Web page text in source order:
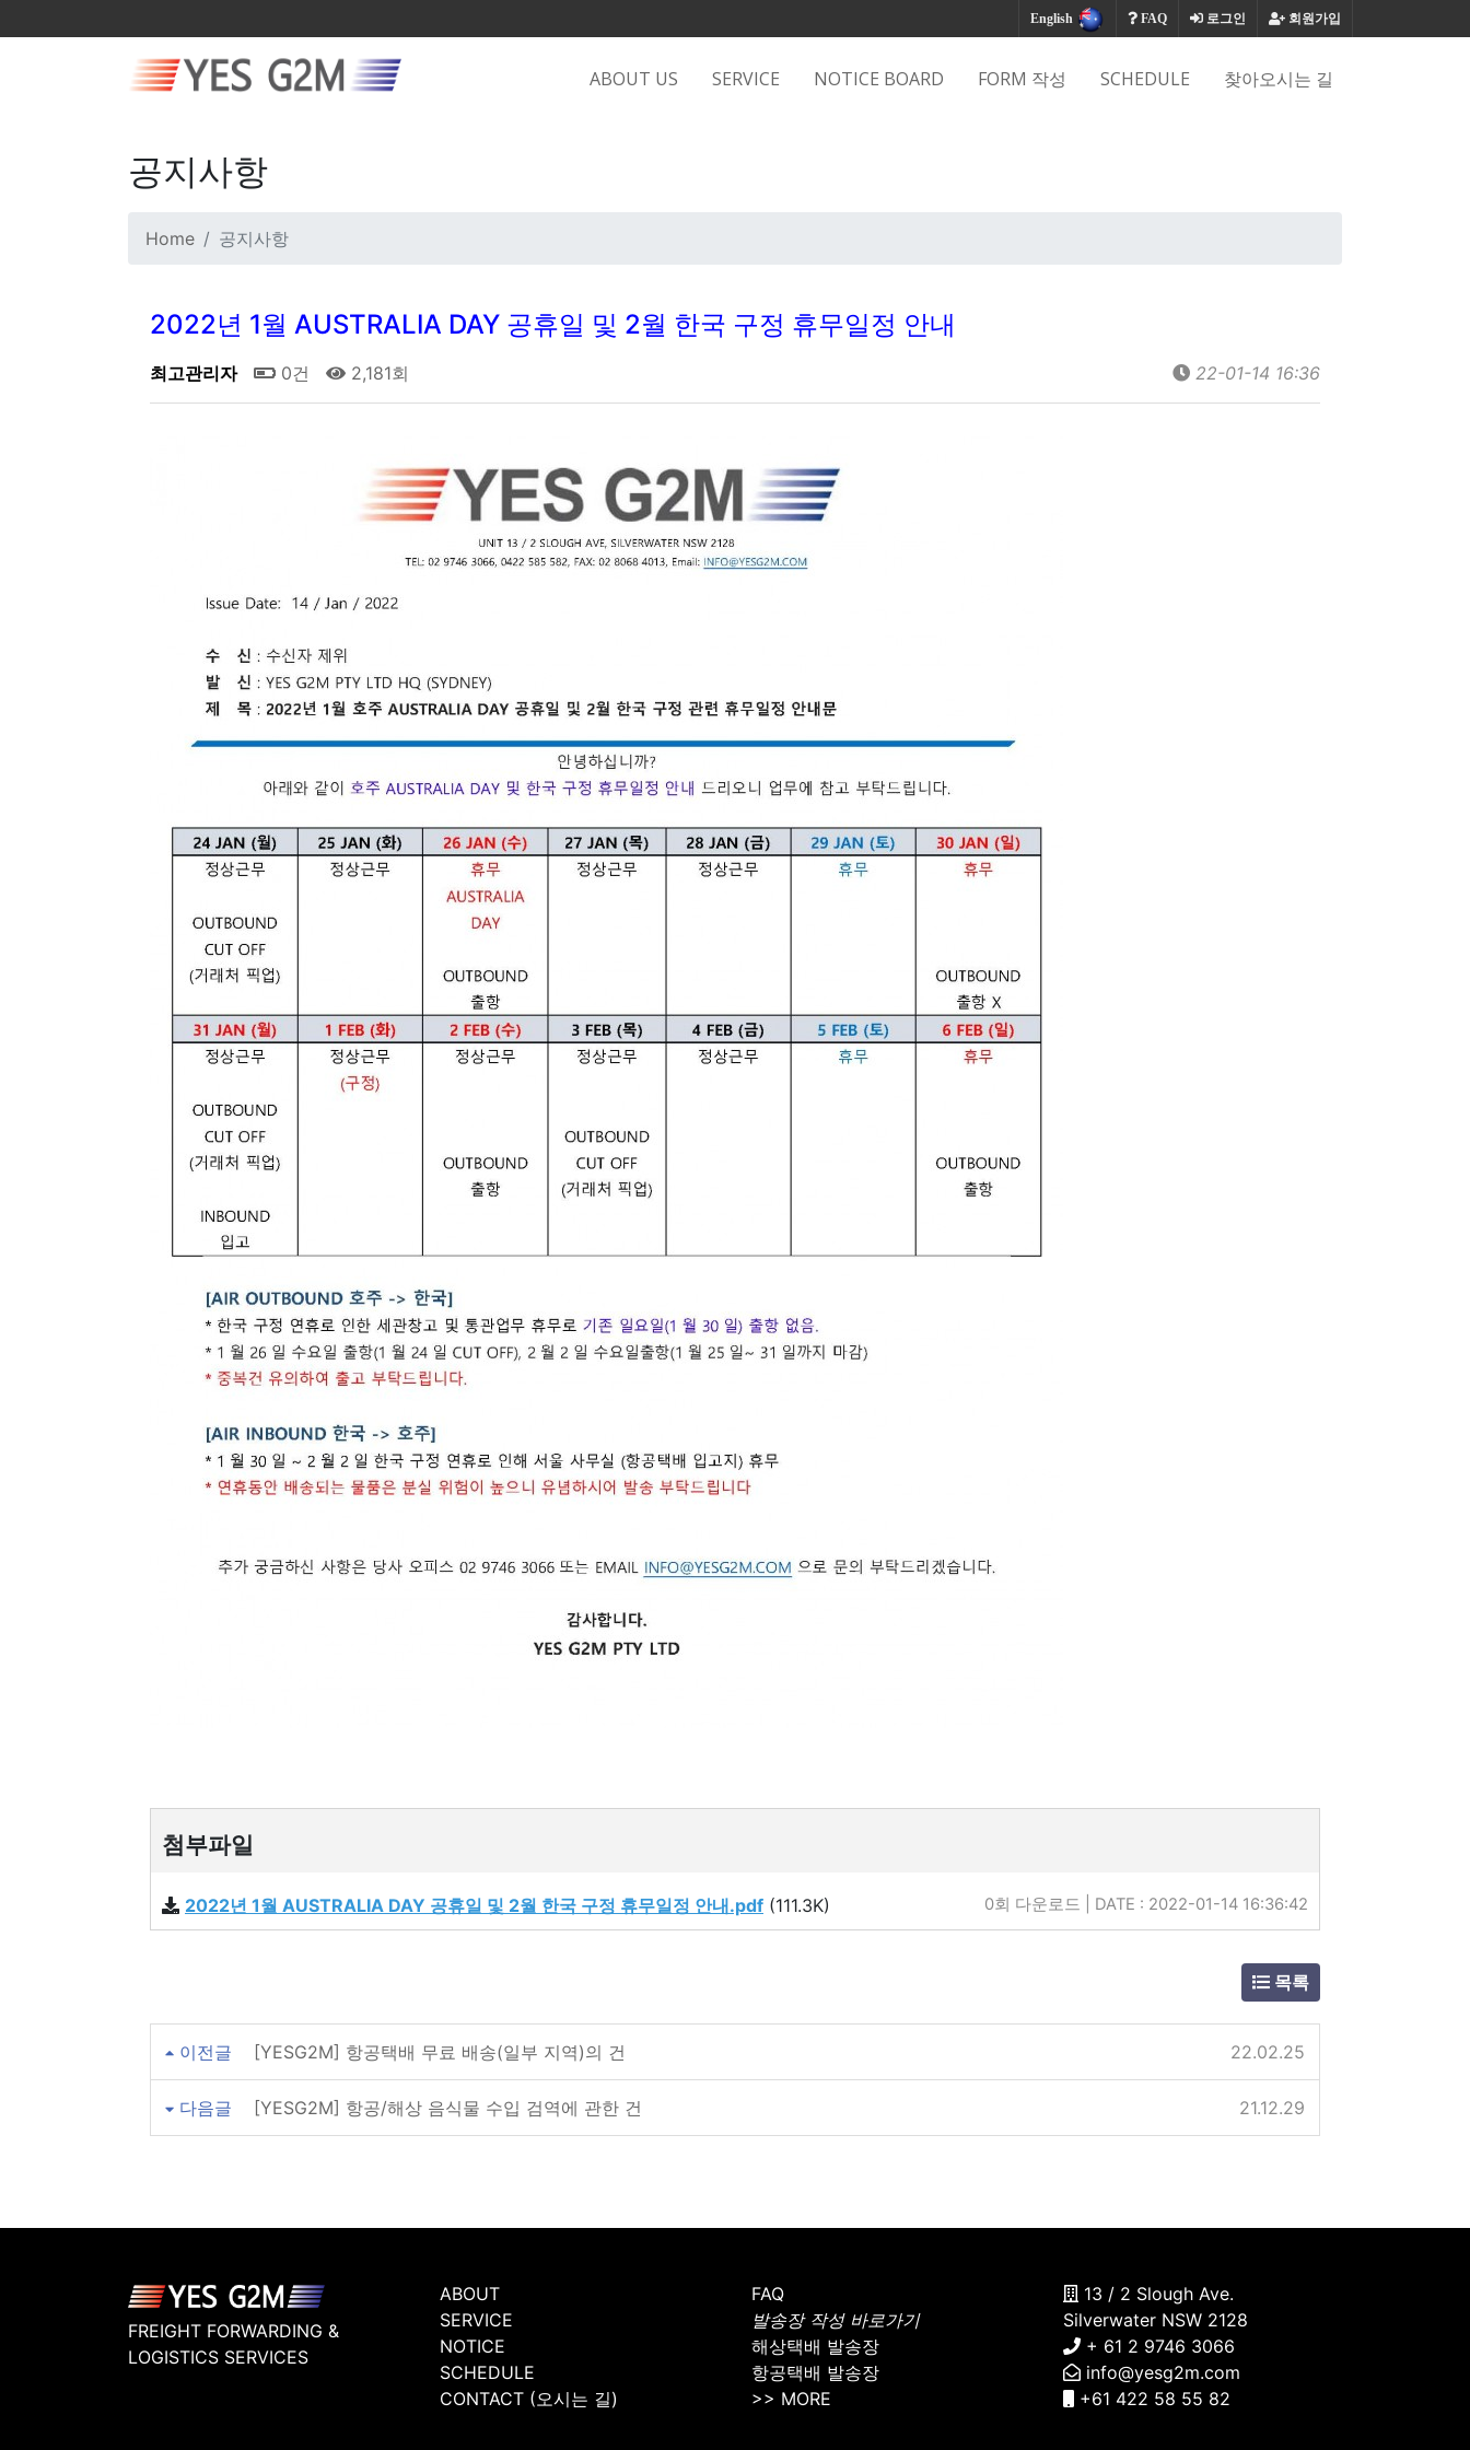
회원가입
로그인
FAQ
English
ABOUT US SERVICE NOTICE BOARD FORM 작성 SCHEDULE 찾아오시는 길
공지사항
Home 공지사항
2022년 1월 AUSTRALIA DAY 공휴일 및 2월 한국 구정 휴무일정 안내
최고관리자 0건 2,181회 22-01-14 16:36
첨부파일
2022년 1월 AUSTRALIA DAY 공휴일 및 2월 한국 구정 휴무일정 안내.pdf (111.3K) 0회 다운로드 | DATE : 2022-01-14 16:36:42
목록
이전글 [YESG2M] 항공택배 무료 배송(일부 지역)의 건 22.02.25
다음글 [YESG2M] 항공/해상 음식물 수입 검역에 관한 건 21.12.29
FREIGHT FORWARDING &
LOGISTICS SERVICES
ABOUT
SERVICE
NOTICE
SCHEDULE
CONTACT (오시는 길)
FAQ
발송장 작성 바로가기
해상택배 발송장
항공택배 발송장
>> MORE
13 / 2 Slough Ave.
Silverwater NSW 2128
+ 61 2 9746 3066
info@yesg2m.com
+61 422 58 55 82